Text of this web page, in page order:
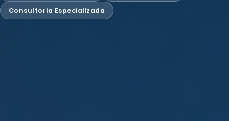
Consultoria Especializada